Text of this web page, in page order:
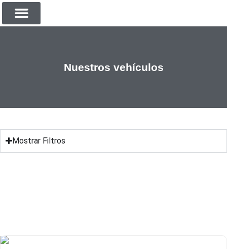
Nuestros vehículos
Mostrar Filtros